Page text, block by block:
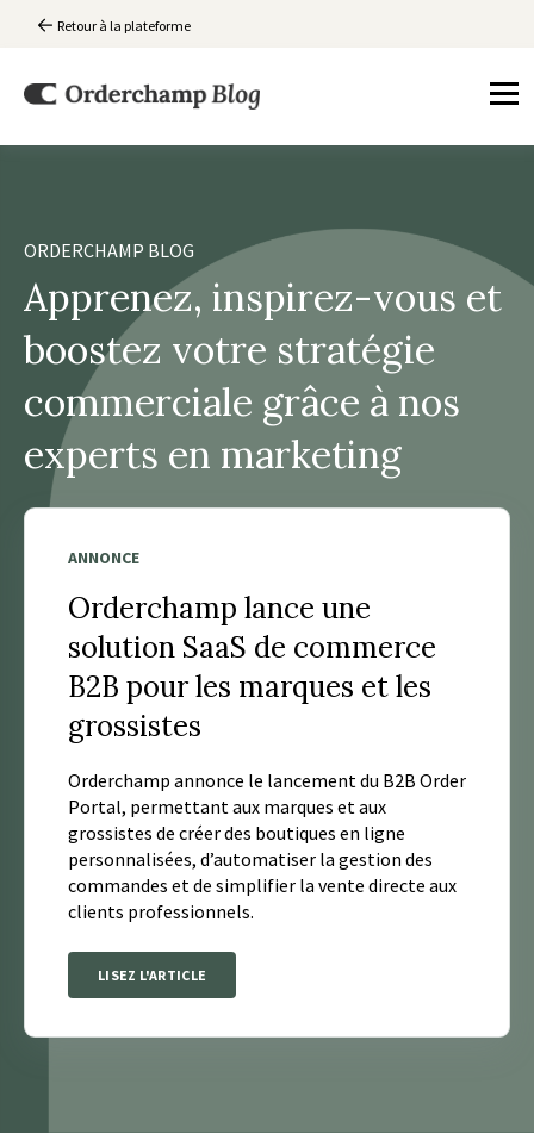
Retour à la plateforme
ORDERCHAMP BLOG
Apprenez, inspirez-vous et
boostez votre stratégie
commerciale grâce à nos
experts en marketing
ANNONCE
Orderchamp lance une
solution SaaS de commerce
B2B pour les marques et les
grossistes
Orderchamp annonce le lancement du B2B Order
Portal, permettant aux marques et aux
grossistes de créer des boutiques en ligne
personnalisées, d’automatiser la gestion des
commandes et de simplifier la vente directe aux
clients professionnels.
LISEZ L'ARTICLE